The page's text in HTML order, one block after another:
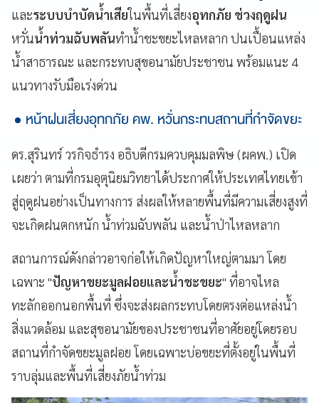
และระบบบำบัดน้ำเสียในพื้นที่เสี่ยงอุทกภัย ช่วงฤดูฝน
หวั่นน้ำท่วมฉับพลันทำน้ำชะขยะไหลหลาก ปนเปื้อนแหล่ง
น้ำสาธารณะ และกระทบสุขอนามัยประชาชน พร้อมแนะ 4
แนวทางรับมือเร่งด่วน
หน้าฝนเสี่ยงอุทกภัย คพ. หวั่นกระทบสถานที่กำจัดขยะ
ดร.สุรินทร์ วรกิจธำรง อธิบดีกรมควบคุมมลพิษ (ผคพ.) เปิด
เผยว่า ตามที่กรมอุตุนิยมวิทยาได้ประกาศให้ประเทศไทยเข้า
สู่ฤดูฝนอย่างเป็นทางการ ส่งผลให้หลายพื้นที่มีความเสี่ยงสูงที่
จะเกิดฝนตกหนัก น้ำท่วมฉับพลัน และน้ำป่าไหลหลาก
สถานการณ์ดังกล่าวอาจก่อให้เกิดปัญหาใหญ่ตามมา โดย
เฉพาะ "ปัญหาขยะมูลฝอยและน้ำชะขยะ" ที่อาจไหล
ทะลักออกนอกพื้นที่ ซึ่งจะส่งผลกระทบโดยตรงต่อแหล่งน้ำ
สิ่งแวดล้อม และสุขอนามัยของประชาชนที่อาศัยอยู่โดยรอบ
สถานที่กำจัดขยะมูลฝอย โดยเฉพาะบ่อขยะที่ตั้งอยู่ในพื้นที่
ราบลุ่มและพื้นที่เสี่ยงภัยน้ำท่วม